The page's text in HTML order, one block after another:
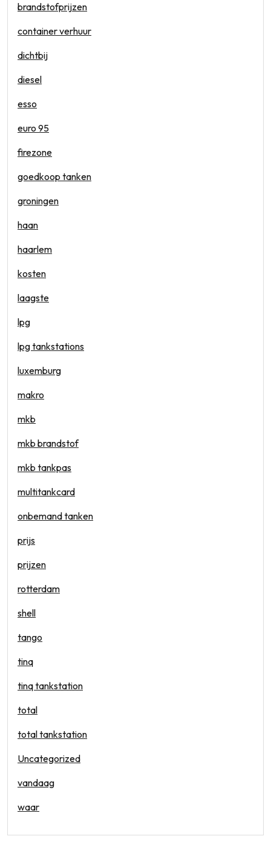
brandstofprijzen
container verhuur
dichtbij
diesel
esso
euro 95
firezone
goedkoop tanken
groningen
haan
haarlem
kosten
laagste
lpg
lpg tankstations
luxemburg
makro
mkb
mkb brandstof
mkb tankpas
multitankcard
onbemand tanken
prijs
prijzen
rotterdam
shell
tango
tinq
tinq tankstation
total
total tankstation
Uncategorized
vandaag
waar